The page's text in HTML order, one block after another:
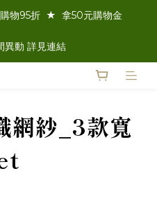
物95折  ★  拿50元購物金
異動 詳見連結
網紗_3款寬